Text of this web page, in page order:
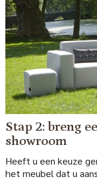
Stap 2: breng
showroom
Heeft u een keuze
het meubel dat u